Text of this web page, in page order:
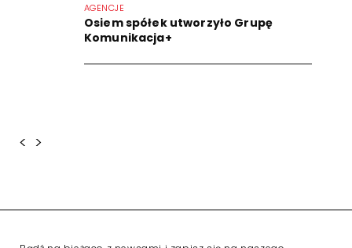
AGENCJE
Osiem spółek utworzyło Grupę
Komunikacja+
< >